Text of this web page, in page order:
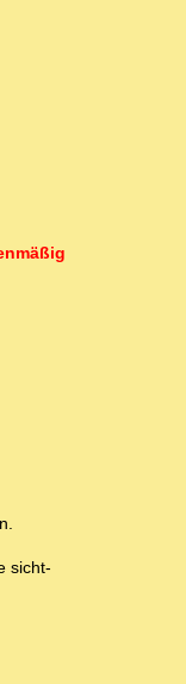
sicht-